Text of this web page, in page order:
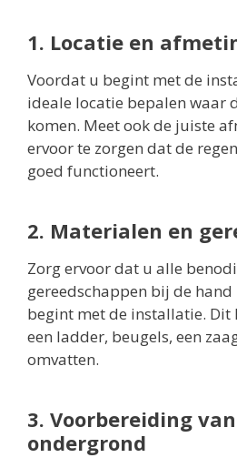
1. Locatie en
Voordat u begint met de
ideale locatie bepalen waar
komen. Meet ook de juiste
ervoor te zorgen dat de
goed functioneert.
2. Materialen en
Zorg ervoor dat u alle
gereedschappen bij de
begint met de installatie. Dit
een ladder, beugels, een
omvatten.
3. Voorbereiding
ondergrond